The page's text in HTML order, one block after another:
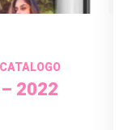
– 2022